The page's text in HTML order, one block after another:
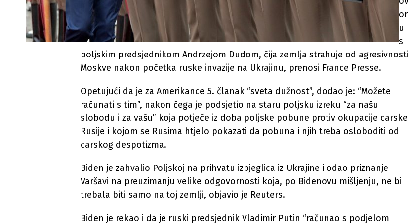
or
u
s
poljskim predsjednikom Andrzejom Dudom, čija zemlja strahuje od agresivnosti
Moskve nakon početka ruske invazije na Ukrajinu, prenosi France Presse.
Opetujući da je za Amerikance 5. članak “sveta dužnost”, dodao je: “Možete
računati s tim”, nakon čega je podsjetio na staru poljsku izreku “za našu
slobodu i za vašu” koja potječe iz doba poljske pobune protiv okupacije carske
Rusije i kojom se Rusima htjelo pokazati da pobuna i njih treba osloboditi od
carskog despotizma.
Biden je zahvalio Poljskoj na prihvatu izbjeglica iz Ukrajine i odao priznanje
Varšavi na preuzimanju velike odgovornosti koja, po Bidenovu mišljenju, ne bi
trebala biti samo na toj zemlji, objavio je Reuters.
Biden je rekao i da je ruski predsjednik Vladimir Putin “računao s podjelom